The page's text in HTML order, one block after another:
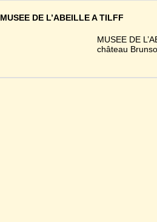
MUSEE DE L’ABEILLE A TILFF
MUSEE DE
château